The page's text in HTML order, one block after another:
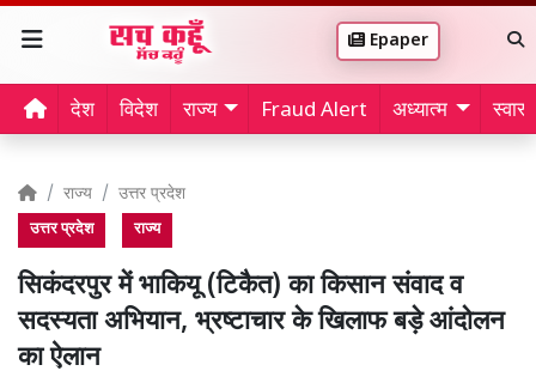
Epaper
देश विदेश राज्य Fraud Alert अध्यात्म
राज्य उत्तर प्रदेश
उत्तर प्रदेश राज्य
सिकंदरपुर में भाकियू (टिकैत) का किसान संवाद व
सदस्यता अभियान, भ्रष्टाचार के खिलाफ बड़े आंदोलन
का ऐलान